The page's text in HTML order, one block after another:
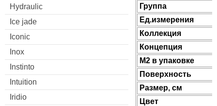
Hydraulic
Ice jade
Iconic
Inox
Instinto
Intuition
Iridio
Группа
Ед.измерения
Коллекция
Концепция
М2 в упаковке
Поверхность
Размер, см
Цвет